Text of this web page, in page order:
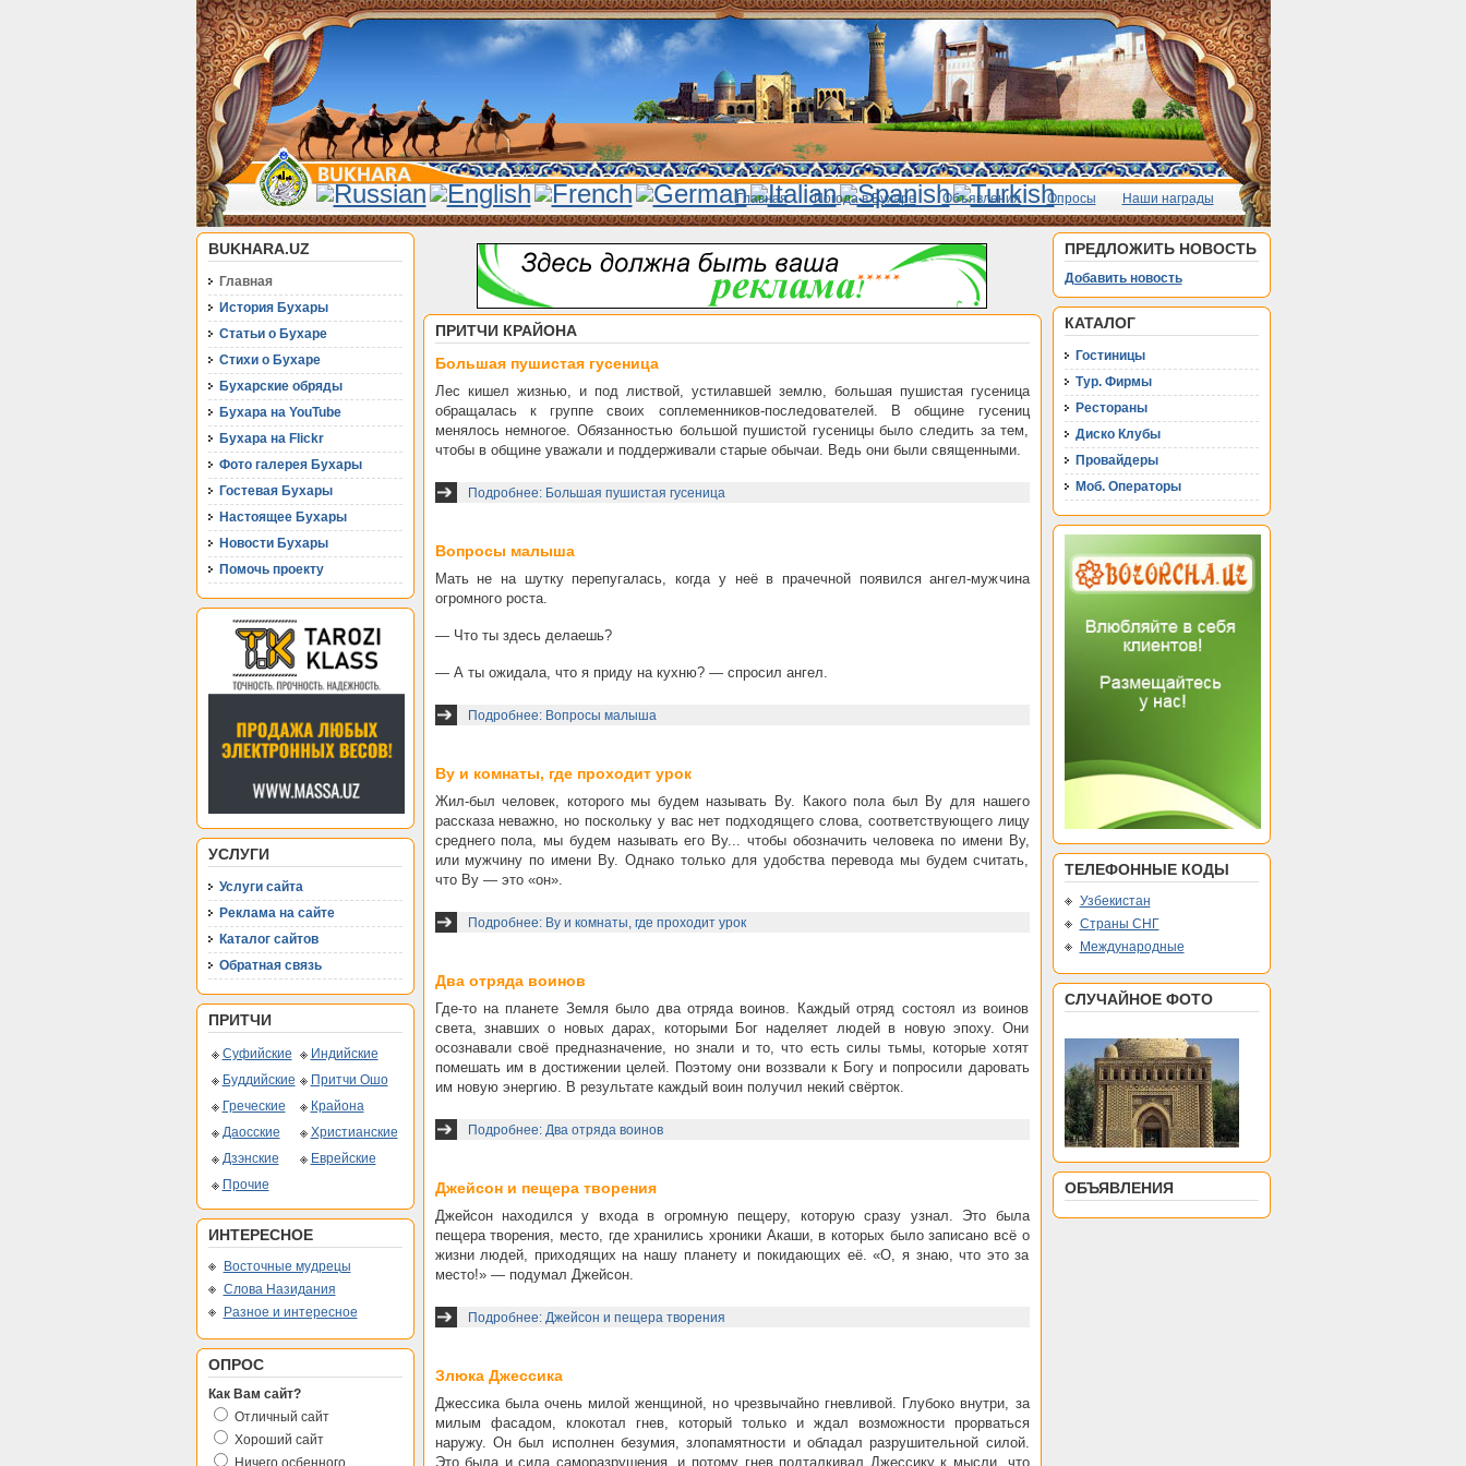
Главная Погода в Бухаре Объявления Опросы Наши награды
BUKHARA.UZ
Главная
История Бухары
Статьи о Бухаре
Стихи о Бухаре
Бухарские обряды
Бухара на YouTube
Бухара на Flickr
Фото галерея Бухары
Гостевая Бухары
Настоящее Бухары
Новости Бухары
Помочь проекту
УСЛУГИ
Услуги сайта
Реклама на сайте
Каталог сайтов
Обратная связь
ПРИТЧИ
Суфийские
Индийские
Буддийские
Притчи Ошо
Греческие
Крайона
Даосские
Христианские
Дзэнские
Еврейские
Прочие
ИНТЕРЕСНОЕ
Восточные мудрецы
Слова Назидания
Разное и интересное
ОПРОС
Как Вам сайт?
Отличный сайт
Хороший сайт
Ничего осбенного
ПРИТЧИ КРАЙОНА
Большая пушистая гусеница
Лес кишел жизнью, и под листвой, устилавшей землю, большая пушистая гусеница
обращалась к группе своих соплеменников-последователей. В общине гусениц
менялось немногое. Обязанностью большой пушистой гусеницы было следить за тем,
чтобы в общине уважали и поддерживали старые обычаи. Ведь они были священными.
Подробнее: Большая пушистая гусеница
Вопросы малыша
Мать не на шутку перепугалась, когда у неё в прачечной появился ангел-мужчина
огромного роста.
— Что ты здесь делаешь?
— А ты ожидала, что я приду на кухню? — спросил ангел.
Подробнее: Вопросы малыша
Ву и комнаты, где проходит урок
Жил-был человек, которого мы будем называть Ву. Какого пола был Ву для нашего
рассказа неважно, но поскольку у вас нет подходящего слова, соответствующего лицу
среднего пола, мы будем называть его Ву... чтобы обозначить человека по имени Ву,
или мужчину по имени Ву. Однако только для удобства перевода мы будем считать,
что Ву — это «он».
Подробнее: Ву и комнаты, где проходит урок
Два отряда воинов
Где-то на планете Земля было два отряда воинов. Каждый отряд состоял из воинов
света, знавших о новых дарах, которыми Бог наделяет людей в новую эпоху. Они
осознавали своё предназначение, но знали и то, что есть силы тьмы, которые хотят
помешать им в достижении целей. Поэтому они воззвали к Богу и попросили даровать
им новую энергию. В результате каждый воин получил некий свёрток.
Подробнее: Два отряда воинов
Джейсон и пещера творения
Джейсон находился у входа в огромную пещеру, которую сразу узнал. Это была
пещера творения, место, где хранились хроники Акаши, в которых было записано всё о
жизни людей, приходящих на нашу планету и покидающих её. «О, я знаю, что это за
место!» — подумал Джейсон.
Подробнее: Джейсон и пещера творения
Злюка Джессика
Джессика была очень милой женщиной, но чрезвычайно гневливой. Глубоко внутри, за
милым фасадом, клокотал гнев, который только и ждал возможности прорваться
наружу. Он был исполнен безумия, злопамятности и обладал разрушительной силой.
Это была и сила саморазрушения, и потому гнев подталкивал Джессику к мысли, что
ПРЕДЛОЖИТЬ НОВОСТЬ
Добавить новость
КАТАЛОГ
Гостиницы
Тур. Фирмы
Рестораны
Диско Клубы
Провайдеры
Моб. Операторы
ТЕЛЕФОННЫЕ КОДЫ
Узбекистан
Страны СНГ
Международные
СЛУЧАЙНОЕ ФОТО
ОБЪЯВЛЕНИЯ